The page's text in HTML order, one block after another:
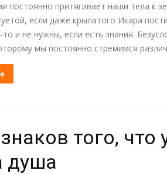
постоянно притягивает наши тела к
если даже крылатого Икара
и не нужны, если есть знания.
мы постоянно стремимся
того, что
душа